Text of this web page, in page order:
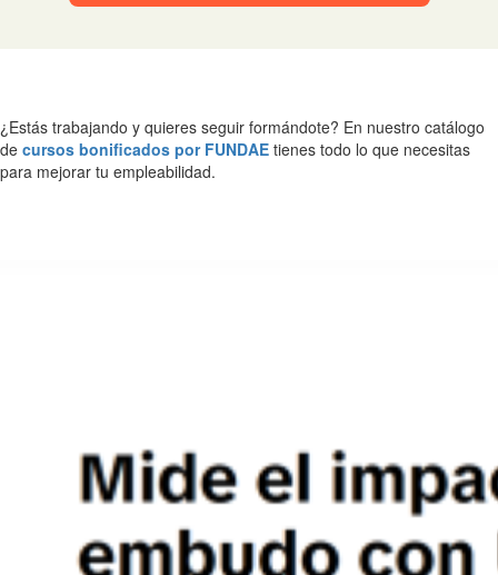
¿Estás trabajando y quieres seguir formándote? En nuestro catálogo
de cursos bonificados por FUNDAE tienes todo lo que necesitas
para mejorar tu empleabilidad.